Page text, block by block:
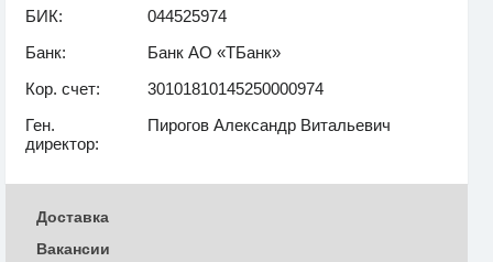
БИК:
044525974
Банк:
Банк АО «ТБанк»
Кор. счет:
30101810145250000974
Ген.
директор:
Пирогов Александр Витальевич
Доставка
Вакансии